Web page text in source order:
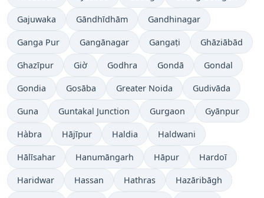
Gajuwaka Gāndhīdhām Gandhinagar
Ganga Pur Gangānagar Gangaṭi Ghāziābād
Ghazīpur Giờ Godhra Gondā Gondal
Gondia Gosāba Greater Noida Gudivāda
Guna Guntakal Junction Gurgaon Gyānpur
Hàbra Hājīpur Haldia Haldwani
Hālīsahar Hanumāngarh Hāpur Hardoī
Haridwar Hassan Hathras Hazāribāgh